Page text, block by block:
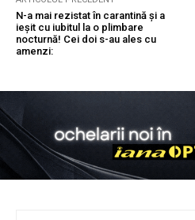
N-a mai rezistat în carantină și a
ieșit cu iubitul la o plimbare
nocturnă! Cei doi s-au ales cu
amenzi: